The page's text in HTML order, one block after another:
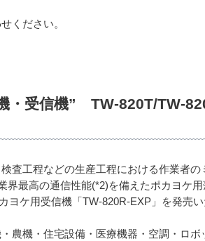
ください。
・受信機” TW-820T/TW-
査工程などの生産工程における作業者
最高の通信性能(*2)を備えたポカヨケ
ケ用受信機「TW-820R-EXP」を発売い
農機・住宅設備・医療機器・空調・ロ